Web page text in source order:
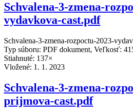
Schvalena-3-zmena-
vydavkova-cast.pdf
Schvalena-3-zmena-rozpoctu-2023-
Typ súboru: PDF dokument, Veľkosť:
Stiahnuté: 137×
Vložené: 1. 1. 2023
Schvalena-3-zmena-
prijmova-cast.pdf